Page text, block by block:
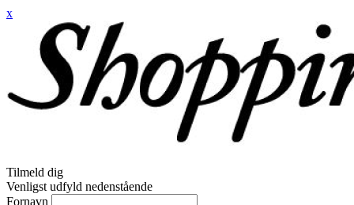
x
Tilmeld dig
Venligst udfyld nedenstående
Fornavn